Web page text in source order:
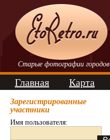
Старые фотографии городов
Главная Карта
Зарегистрированные
участники
Имя пользователя: